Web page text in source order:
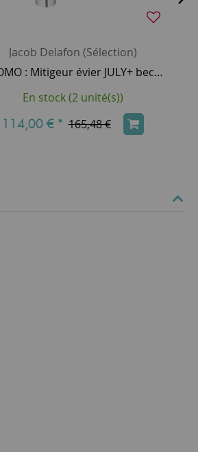
Jacob Delafon (Sélection)
PROMO : Mitigeur évier JULY+ bec col de cigne chromé - JACOB DELAFON Réf. E35686-4-CP
En stock (2 unité(s))
114,00 € * 165,48 €